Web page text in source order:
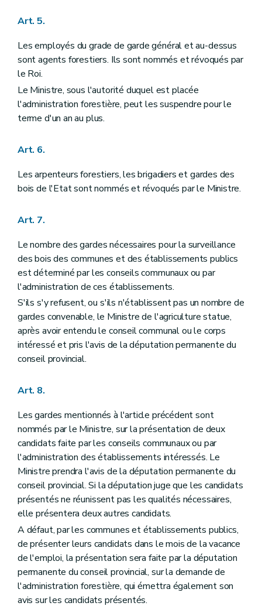
Section 3
Art. 94
Art. 95
Art. 98
Art. 99
Art. 100
Art. 101
Titre X
Art. 104
Art. 105
Art. 106
Art. 108
Art. 109
Art. 111
Art. 112
Art. 113
Art. 114
Art. 115
Art. 116
Art. 117
Art. 118
Art. 119
Titre XI De la procédure en matière de délits commis dans les bois soumis au régime forestier
Section 1
Art. 124
Art. 125
Art. 126
Art. 127
Art. 128
Art. 129
Art. 130
Art. 131
Art. 132
Art. 133
Art. 134
Art. 135
Art. 136
Art. 137
Art. 138
Art. 139
Art. 140
Art. 5.
Les employés du grade de garde général et au-dessus
sont agents forestiers. Ils sont nommés et révoqués par
le Roi.
Le Ministre, sous l'autorité duquel est placée
l'administration forestière, peut les suspendre pour le
terme d'un an au plus.
Art. 6.
Les arpenteurs forestiers, les brigadiers et gardes des
bois de l'Etat sont nommés et révoqués par le Ministre.
Art. 7.
Le nombre des gardes nécessaires pour la surveillance
des bois des communes et des établissements publics
est déterminé par les conseils communaux ou par
l'administration de ces établissements.
S'ils s'y refusent, ou s'ils n'établissent pas un nombre de
gardes convenable, le Ministre de l'agriculture statue,
après avoir entendu le conseil communal ou le corps
intéressé et pris l'avis de la députation permanente du
conseil provincial.
Art. 8.
Les gardes mentionnés à l'article précédent sont
nommés par le Ministre, sur la présentation de deux
candidats faite par les conseils communaux ou par
l'administration des établissements intéressés. Le
Ministre prendra l'avis de la députation permanente du
conseil provincial. Si la députation juge que les candidats
présentés ne réunissent pas les qualités nécessaires,
elle présentera deux autres candidats.
A défaut, par les communes et établissements publics,
de présenter leurs candidats dans le mois de la vacance
de l'emploi, la présentation sera faite par la députation
permanente du conseil provincial, sur la demande de
l'administration forestière, qui émettra également son
avis sur les candidats présentés.